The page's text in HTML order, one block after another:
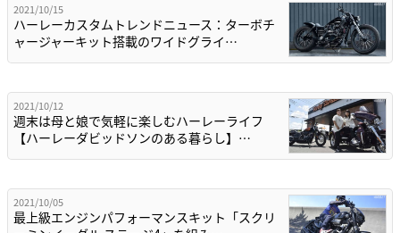
2021/10/15
ハーレーカスタムトレンドニュース：ターボチ
ャージャーキット搭載のワイドグライ…
2021/10/12
週末は母と娘で気軽に楽しむハーレーライフ
【ハーレーダビッドソンのある暮らし】…
2021/10/05
最上級エンジンパフォーマンスキット「スクリ